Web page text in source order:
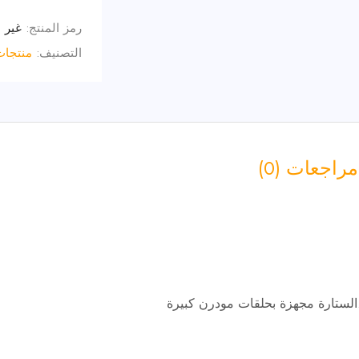
رمز المنتج:
التصنيف:
مراجعات (0)
مجهزة بحلقات مودرن كبيرة